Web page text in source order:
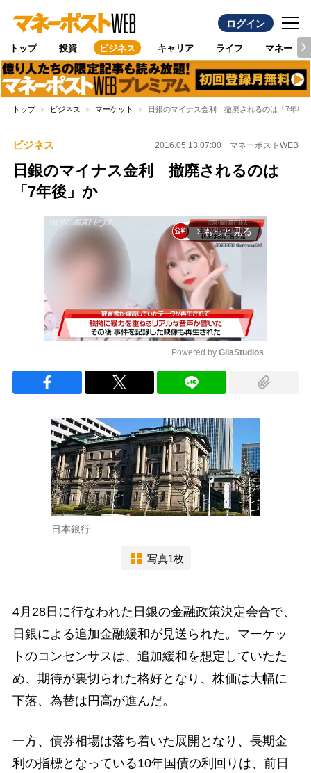
ログイン
トップ 投資 ビジネス キャリア ライフ マネー
トップ ビジネス マーケット 日銀のマイナス金利 撤廃されるのは「7年後
ビジネス 2016.05.13 07:00 マネーポストWEB
日銀のマイナス金利 撤廃されるのは
「7年後」か
arrow_forward_ios もっと見る
Powered by GliaStudios
日本銀行
写真1枚
4月28日に行なわれた日銀の金融政策決定会合で、
日銀による追加金融緩和が見送られた。マーケッ
トのコンセンサスは、追加緩和を想定していたた
め、期待が裏切られた格好となり、株価は大幅に
下落、為替は円高が進んだ。
一方、債券相場は落ち着いた展開となり、長期金
利の指標となっている10年国債の利回りは、前日